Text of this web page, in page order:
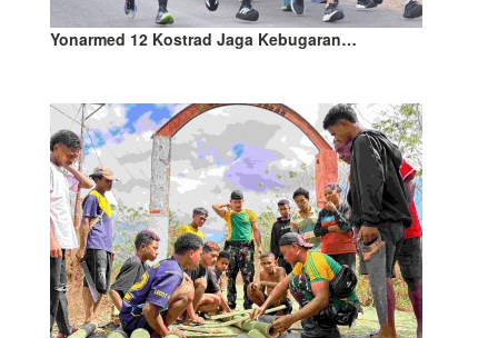
Yonarmed 12 Kostrad Jaga Kebugaran…